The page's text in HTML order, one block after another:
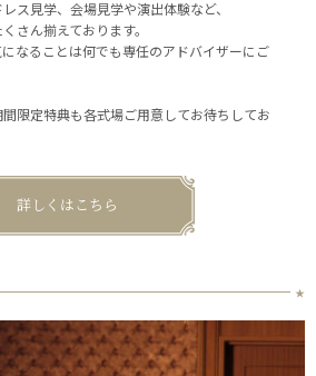
ス見学、会場見学や演出体験など、
さん揃えております。
なることは何でも専任のアドバイザーにご
限定特典も各式場ご用意してお待ちしてお
詳しくはこちら